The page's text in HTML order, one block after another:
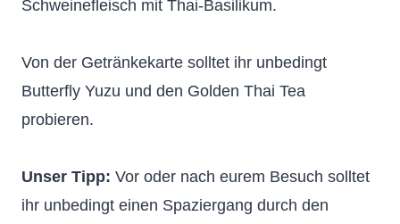
Schweinefleisch mit Thai-Basilikum.
Von der Getränkekarte solltet ihr unbedingt
Butterfly Yuzu und den Golden Thai Tea
probieren.
Unser Tipp: Vor oder nach eurem Besuch solltet
ihr unbedingt einen Spaziergang durch den